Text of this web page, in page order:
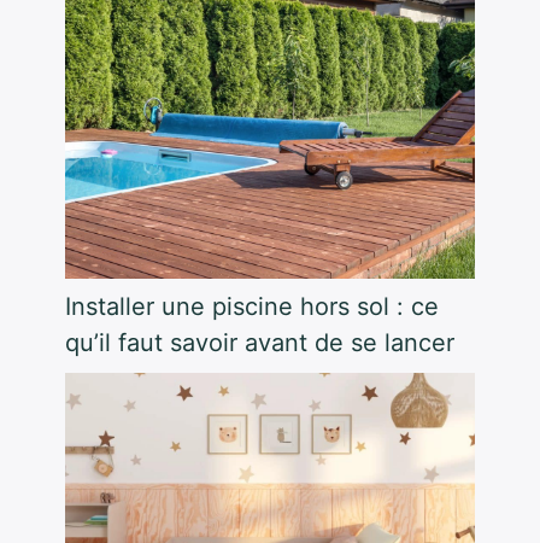
Installer une piscine hors sol : ce
qu’il faut savoir avant de se lancer